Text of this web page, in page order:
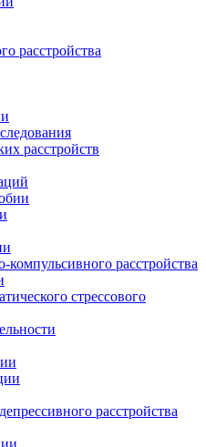
расстройства
расстройств
компульсивного расстройства
стрессового
расстройства